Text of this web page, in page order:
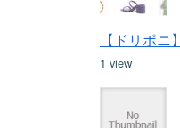
【ドリポニ】
1 view